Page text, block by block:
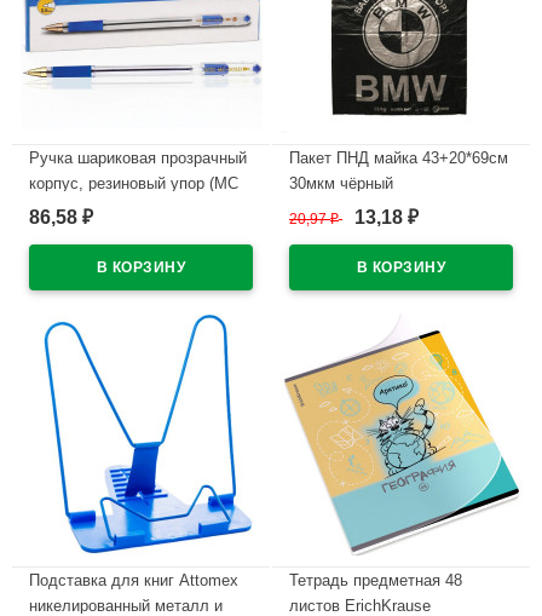
Ручка шариковая прозрачный
корпус, резиновый упор (MC
Gold) синий, 0,5мм, масло
86,58 ₽
Пакет ПНД майка 43+20*69см
30мкм чёрный
WWW/World(Ст.50/500)
20,97₽ 13,18 ₽
Подставка для книг Attomex
никелированный металл и
Тетрадь предметная 48
листов ErichKrause